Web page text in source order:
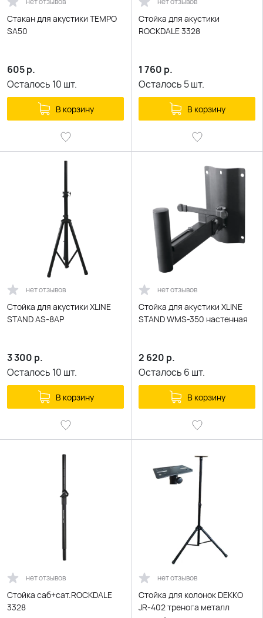
Стакан для акустики TEMPO
SA50
605р.
Осталось 10 шт.
В корзину
Стойка для акустики
ROCKDALE 3328
1 760 р.
Осталось 5шт.
В корзину
нет отзывов
Стойка для акустики XLINE
STAND AS-8AP
3 300 р.
Осталось 10 шт.
В корзину
нет отзывов
Стойка для акустики XLINE
STAND WMS-350 настенная
2 620 р.
Осталось 6 шт.
В корзину
нет отзывов
Стойка саб+сат.ROCKDALE
3328
нет отзывов
Стойка для колонок DEKKO
JR-402 тренога металл